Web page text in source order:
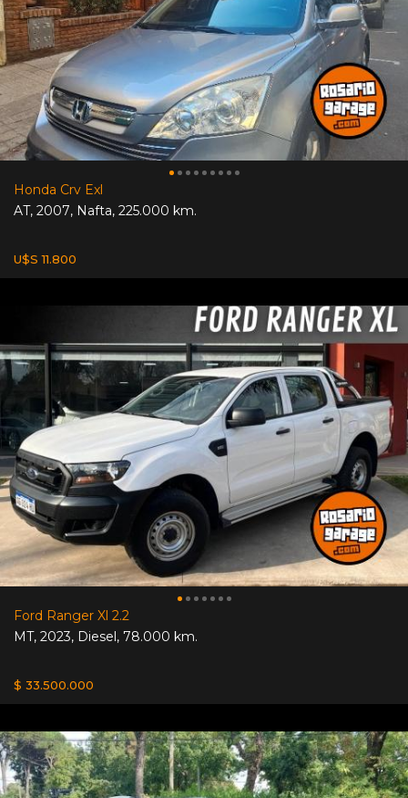
Honda Crv Exl
AT, 2007, Nafta, 225.000 km.
U$S 11.800
Ford Ranger Xl 2.2
MT, 2023, Diesel, 78.000 km.
$ 33.500.000